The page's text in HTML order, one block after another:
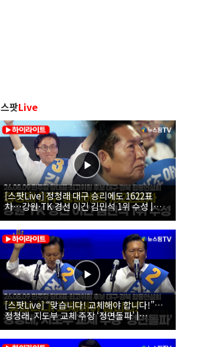
스팟Live
[스팟Live] 정청래 대구 승리에도 1622표
차…강원·TK 경선 이긴 김민석 1위 수성 |
26.08.09 더불어민주당 당대표·최고위원 후
보 대구·경북 합동연설회
[스팟Live] “맞습니다! 교체해야 합니다!”…
정청래, 지도부 교체 주장 ‘정면돌파’ |
26.08.09 더불어민주당 당대표·최고위원 후
보 대구·경북 합동연설회